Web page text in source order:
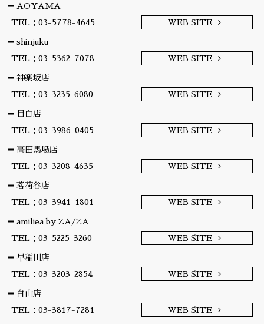
AOYAMA
TEL：03-5778-4645
WEB SITE
shinjuku
TEL：03-5362-7078
WEB SITE
神楽坂店
TEL：03-3235-6080
WEB SITE
目白店
TEL：03-3986-0405
WEB SITE
高田馬場店
TEL：03-3208-4635
WEB SITE
茗荷谷店
TEL：03-3941-1801
WEB SITE
amiliea by ZA/ZA
TEL：03-5225-3260
WEB SITE
早稲田店
TEL：03-3203-2854
WEB SITE
白山店
TEL：03-3817-7281
WEB SITE